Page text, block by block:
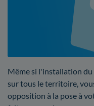
Même si l'installation
sur tous le territoire,
opposition à la pose à